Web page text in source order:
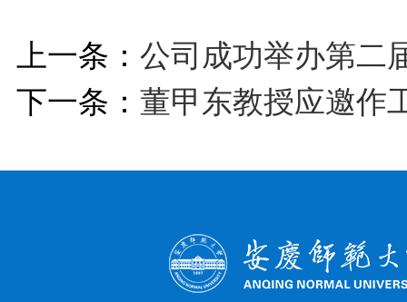
上一条： 公司成功举办第二
下一条： 董甲东教授应邀作